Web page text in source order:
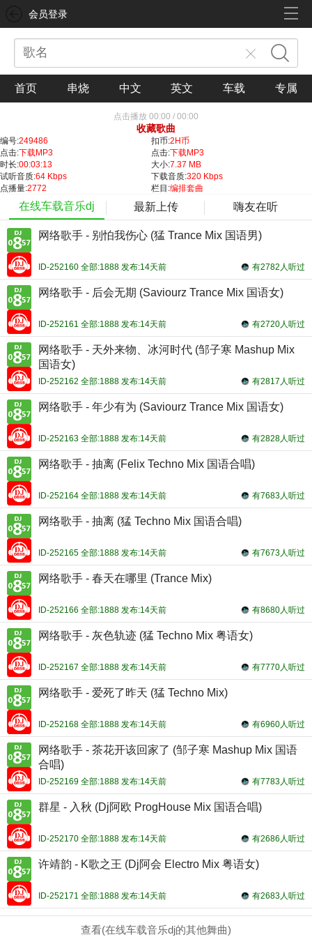
会员登录
首页 串烧 中文 英文 车载 专属
点击播放 00:00 / 00:00
收藏歌曲
编号:249486 扣币:2H币
点击:下载MP3 点击:下载MP3
时长:00:03:13 大小:7.37 MB
试听音质:64 Kbps 下载音质:320 Kbps
点播量:2772 栏目:编排套曲
在线车载音乐dj 最新上传 嗨友在听
网络歌手 - 别怕我伤心 (猛 Trance Mix 国语男)
有2782人听过
ID-252160 全部:1888 发布:14天前
网络歌手 - 后会无期 (Saviourz Trance Mix 国语女)
有2720人听过
ID-252161 全部:1888 发布:14天前
网络歌手 - 天外来物、冰河时代 (邹子寒 Mashup Mix
国语女)
有2817人听过
ID-252162 全部:1888 发布:14天前
网络歌手 - 年少有为 (Saviourz Trance Mix 国语女)
有2828人听过
ID-252163 全部:1888 发布:14天前
网络歌手 - 抽离 (Felix Techno Mix 国语合唱)
有7683人听过
ID-252164 全部:1888 发布:14天前
网络歌手 - 抽离 (猛 Techno Mix 国语合唱)
有7673人听过
ID-252165 全部:1888 发布:14天前
网络歌手 - 春天在哪里 (Trance Mix)
有8680人听过
ID-252166 全部:1888 发布:14天前
网络歌手 - 灰色轨迹 (猛 Techno Mix 粤语女)
有7770人听过
ID-252167 全部:1888 发布:14天前
网络歌手 - 爱死了昨天 (猛 Techno Mix)
有6960人听过
ID-252168 全部:1888 发布:14天前
网络歌手 - 茶花开该回家了 (邹子寒 Mashup Mix 国语
合唱)
有7783人听过
ID-252169 全部:1888 发布:14天前
群星 - 入秋 (Dj阿欧 ProgHouse Mix 国语合唱)
有2686人听过
ID-252170 全部:1888 发布:14天前
许靖韵 - K歌之王 (Dj阿会 Electro Mix 粤语女)
有2683人听过
ID-252171 全部:1888 发布:14天前
查看(在线车载音乐dj的其他舞曲)